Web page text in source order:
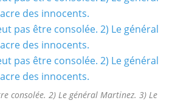
consolée. 2) Le général Martinez. 3) Le